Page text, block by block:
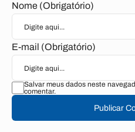
Nome (Obrigatório)
E-mail (Obrigatório)
Salvar meus dados neste
comentar.
Publicar